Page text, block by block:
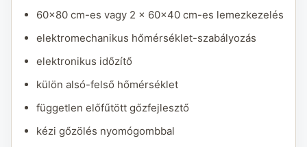
60x80 cm-es vagy 2 x 60x40 cm-es lemezkezelés
elektromechanikus hőmérséklet-szabályozás
elektronikus időzítő
külön alsó-felső hőmérséklet
független előfűtött gőzfejlesztő
kézi gőzölés nyomógombbal